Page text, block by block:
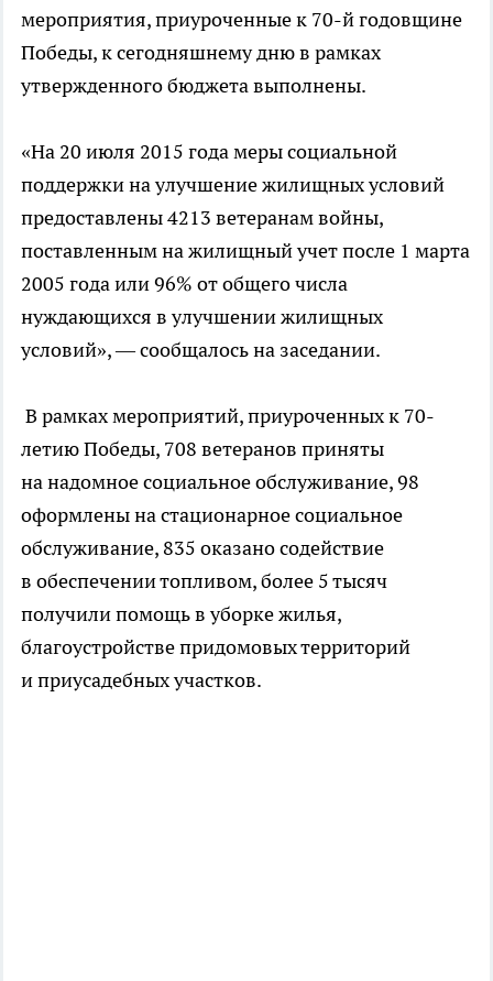
мероприятия, приуроченные к 70-й годовщине
Победы, к сегодняшнему дню в рамках
утвержденного бюджета выполнены.
«На 20 июля 2015 года меры социальной
поддержки на улучшение жилищных условий
предоставлены 4213 ветеранам войны,
поставленным на жилищный учет после 1 марта
2005 года или 96% от общего числа
нуждающихся в улучшении жилищных
условий», — сообщалось на заседании.
В рамках мероприятий, приуроченных к 70-
летию Победы, 708 ветеранов приняты
на надомное социальное обслуживание, 98
оформлены на стационарное социальное
обслуживание, 835 оказано содействие
в обеспечении топливом, более 5 тысяч
получили помощь в уборке жилья,
благоустройстве придомовых территорий
и приусадебных участков.